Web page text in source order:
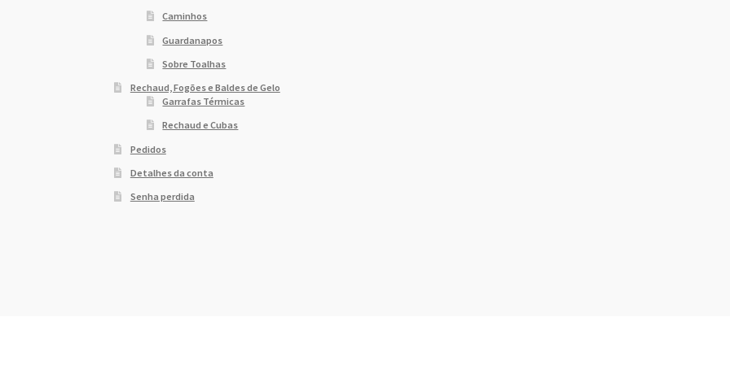
Caminhos
Guardanapos
Sobre Toalhas
Rechaud, Fogões e Baldes de Gelo
Garrafas Térmicas
Rechaud e Cubas
Pedidos
Detalhes da conta
Senha perdida